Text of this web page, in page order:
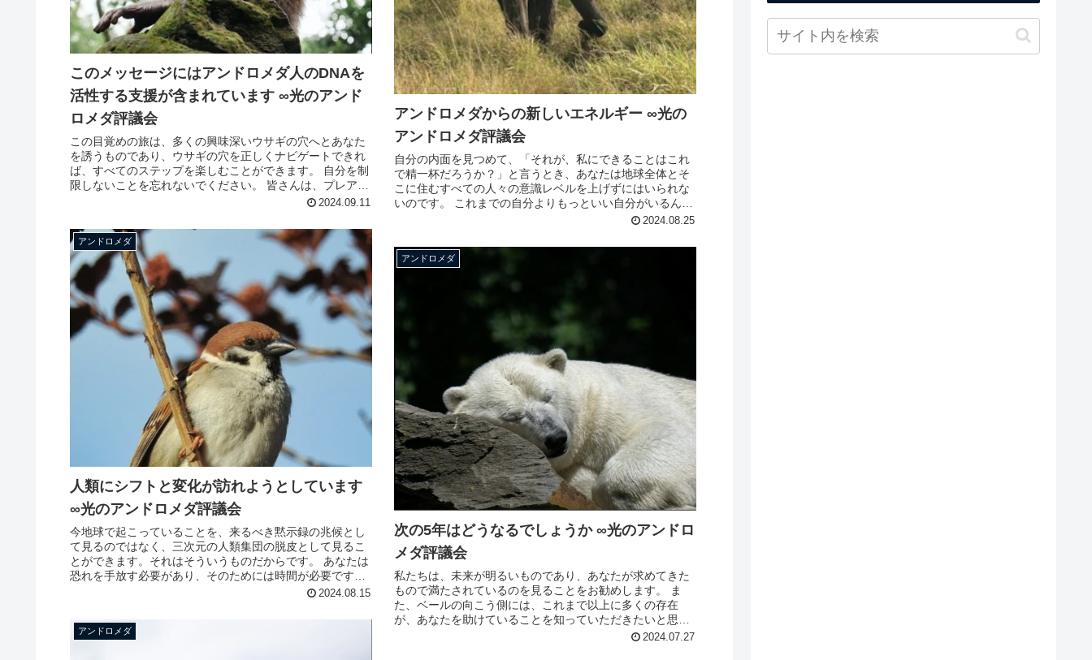
このメッセージにはアンドロメダ人のDNAを
活性する支援が含まれています ∞光のアンド
ロメダ評議会
この目覚めの旅は、多くの興味深いウサギの穴へとあなた
を誘うものであり、ウサギの穴を正しくナビゲートできれ
ば、すべてのステップを楽しむことができます。 自分を制
限しないことを忘れないでください。 皆さんは、プレアデ
2024.09.11
アンドロメダからの新しいエネルギー ∞光の
アンドロメダ評議会
自分の内面を見つめて、「それが、私にできることはこれ
で精一杯だろうか？」と言うとき、あなたは地球全体とそ
こに住むすべての人々の意識レベルを上げずにはいられな
いのです。 これまでの自分よりもっといい自分がいるんじ
2024.08.25
アンドロメダ
人類にシフトと変化が訪れようとしています
∞光のアンドロメダ評議会
今地球で起こっていることを、来るべき黙示録の兆候とし
て見るのではなく、三次元の人類集団の脱皮として見るこ
とができます。それはそういうものだからです。 あなたは
恐れを手放す必要があり、そのためには時間が必要です。
2024.08.15
アンドロメダ
次の5年はどうなるでしょうか ∞光のアンドロ
メダ評議会
私たちは、未来が明るいものであり、あなたが求めてきた
もので満たされているのを見ることをお勧めします。 ま
た、ベールの向こう側には、これまで以上に多くの存在
が、あなたを助けていることを知っていただきたいと思い
2024.07.27
アンドロメダ